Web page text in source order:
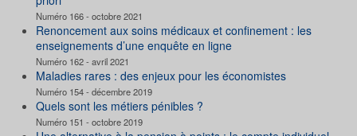
Numéro 166 - octobre 2021
Renoncement aux soins médicaux et confinement : les
enseignements d’une enquête en ligne
Numéro 162 - avril 2021
Maladies rares : des enjeux pour les économistes
Numéro 154 - décembre 2019
Quels sont les métiers pénibles ?
Numéro 151 - octobre 2019